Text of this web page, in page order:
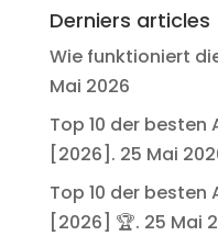
Derniers articles
Wie funktioniert
Mai 2026
Top 10 der
[2026]. 25 Mai
Top 10 der
[2026] 🏆. 25 Mai